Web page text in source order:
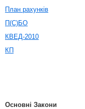
План рахунків
П(С)БО
КВЕД-2010
КП
Основні Закони